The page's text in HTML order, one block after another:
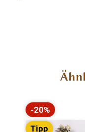
Entdecken Sie
vielseitig
Möbelstück
Funktionalität
Produktgalerie
Rabatt
-20%
Tipp